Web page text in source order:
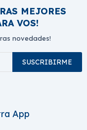
MEJORES
VOS!
novedades!
SUSCRIBIRME
App